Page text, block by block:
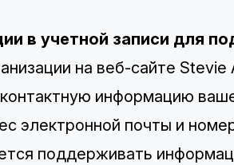
в учетной записи для
на веб-сайте
информацию
электронной почты и
поддерживать